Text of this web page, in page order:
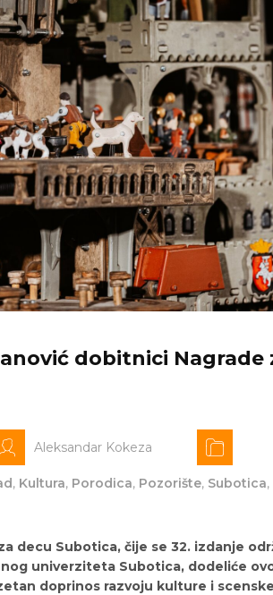
dobitnici Nagrade
Aleksandar Kokeza
, Kultura, Porodica, Pozorište, Subotica,
decu Subotica, čije se 32. izdanje
univerziteta Subotica, dodeliće
doprinos razvoju kulture i